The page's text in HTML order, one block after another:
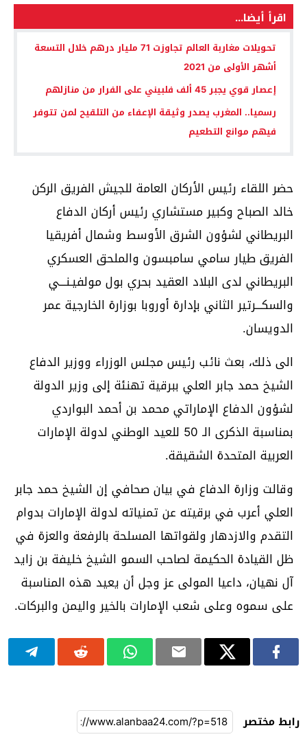
اقرأ أيضا...
تحويلات مغاربة العالم تجاوزت 71 مليار درهم خلال التسعة
أشهر الأولى من 2021
إعصار قوي يجبر 45 ألف فلبيني على الفرار من منازلهم
رسميا.. المغرب يصدر وثيقة الإعفاء من التلقيح لمن تتوفر
فيهم موانع التطعيم
حضر اللقاء رئيس الأركان العامة للجيش الفريق الركن
خالد الصباح وكبير مستشاري رئيس أركان الدفاع
البريطاني لشؤون الشرق الأوسط وشمال أفريقيا
الفريق طيار سامي سامبسون والملحق العسكري
البريطاني لدى البلاد العقيد بحري بول مولفيـنـــي
والسكـــرتير الثاني بإدارة أوروبا بوزارة الخارجية عمر
الدويسان.
الى ذلك، بعث نائب رئيس مجلس الوزراء ووزير الدفاع
الشيخ حمد جابر العلي ببرقية تهنئة إلى وزير الدولة
لشؤون الدفاع الإماراتي محمد بن أحمد البواردي
بمناسبة الذكرى الـ 50 للعيد الوطني لدولة الإمارات
العربية المتحدة الشقيقة.
وقالت وزارة الدفاع في بيان صحافي إن الشيخ حمد جابر
العلي أعرب في برقيته عن تمنياته لدولة الإمارات بدوام
التقدم والازدهار ولقواتها المسلحة بالرفعة والعزة في
ظل القيادة الحكيمة لصاحب السمو الشيخ خليفة بن زايد
آل نهيان، داعيا المولى عز وجل أن يعيد هذه المناسبة
على سموه وعلى شعب الإمارات بالخير واليمن والبركات.
رابط مختصر